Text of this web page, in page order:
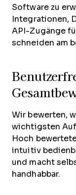
Software zu
Integrationen,
API-Zugänge
schneiden am
Wir bewerten,
wichtigsten
Hoch
intuitiv
und macht
handhabbar.